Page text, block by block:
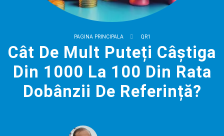
PAGINA PRINCIPALA QR1
Cât De Mult Puteți Câștiga
Din 1000 La 100 Din Rata
Dobânzii De Referință?